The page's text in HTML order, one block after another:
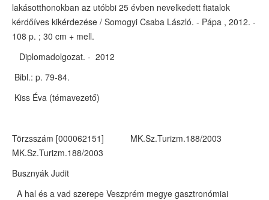
lakásotthonokban az utóbbi 25 évben nevelkedett fiatalok
kérdőíves kikérdezése / Somogyi Csaba László. - Pápa , 2012. -
108 p. ; 30 cm + mell.
Diplomadolgozat. - 2012
Bibl.: p. 79-84.
Kiss Éva (témavezető)
Törzsszám [000062151] MK.Sz.Turizm.188/2003
MK.Sz.Turizm.188/2003
Busznyák Judit
A hal és a vad szerepe Veszprém megye gasztronómiai